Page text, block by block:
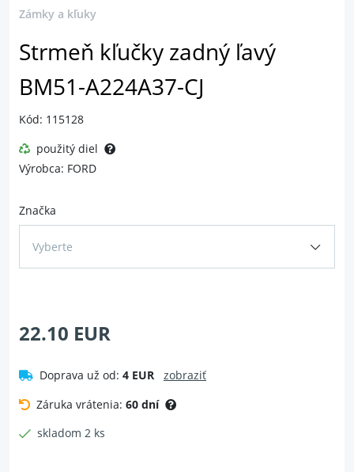
Zámky a kľuky
Strmeň kľučky zadný ľavý
BM51-A224A37-CJ
Kód: 115128
použitý diel
Výrobca: FORD
Značka
Vyberte
22.10 EUR
Doprava už od: 4 EUR
zobraziť
Záruka vrátenia: 60 dní
skladom 2 ks